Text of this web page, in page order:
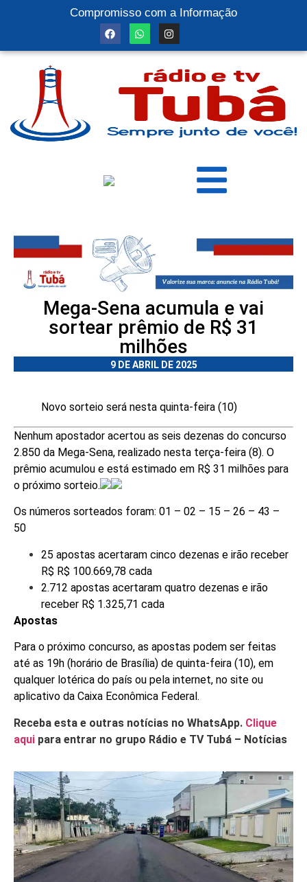
Compromisso com a Informação
Mega-Sena acumula e vai
sortear prêmio de R$ 31
milhões
9 DE ABRIL DE 2025
Novo sorteio será nesta quinta-feira (10)
Nenhum apostador acertou as seis dezenas do concurso
2.850 da Mega-Sena, realizado nesta terça-feira (8). O
prêmio acumulou e está estimado em R$ 31 milhões para
o próximo sorteio.
Os números sorteados foram: 01 – 02 – 15 – 26 – 43 –
50
25 apostas acertaram cinco dezenas e irão receber
R$ R$ 100.669,78 cada
2.712 apostas acertaram quatro dezenas e irão
receber R$ 1.325,71 cada
Apostas
Para o próximo concurso, as apostas podem ser feitas
até as 19h (horário de Brasília) de quinta-feira (10), em
qualquer lotérica do país ou pela internet, no site ou
aplicativo da Caixa Econômica Federal.
Receba esta e outras notícias no WhatsApp. Clique
aqui para entrar no grupo Rádio e TV Tubá – Notícias